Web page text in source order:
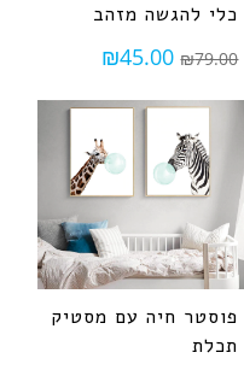
כלי להגשה מזהב
₪79.00
₪45.00
פוסטר חיה עם מסטיק
תכלת